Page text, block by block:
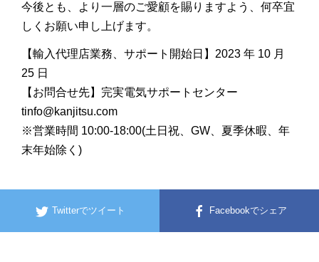
今後とも、より一層のご愛顧を賜りますよう、何卒宜
しくお願い申し上げます。
【輸入代理店業務、サポート開始日】2023 年 10 月
25 日
【お問合せ先】完実電気サポートセンター
tinfo@kanjitsu.com
※営業時間 10:00-18:00(土日祝、GW、夏季休暇、年
末年始除く)
Twitterでツイート Facebookでシェア